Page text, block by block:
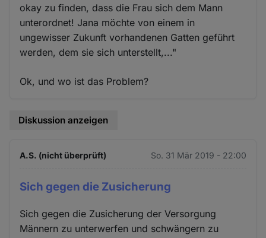
okay zu finden, dass die Frau sich dem Mann
unterordnet! Jana möchte von einem in
ungewisser Zukunft vorhandenen Gatten geführt
werden, dem sie sich unterstellt,..."
Ok, und wo ist das Problem?
Diskussion anzeigen
A.S. (nicht überprüft) So. 31 Mär 2019 - 22:00
Sich gegen die Zusicherung
Sich gegen die Zusicherung der Versorgung
Männern zu unterwerfen und schwängern zu